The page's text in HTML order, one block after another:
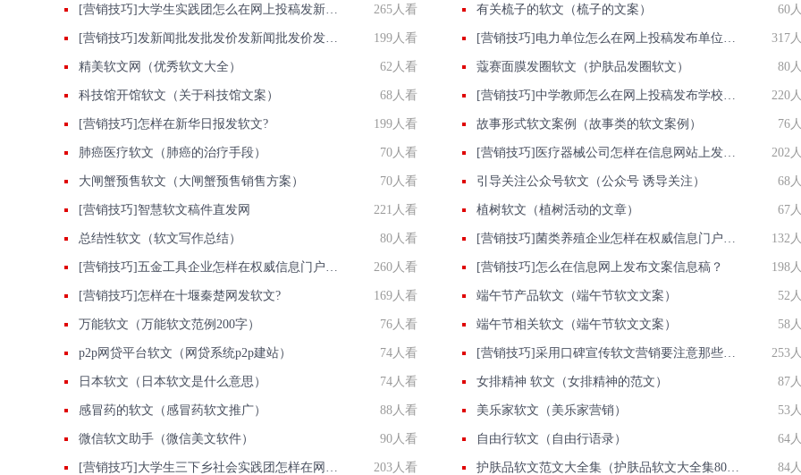
[营销技巧]大学生实践团怎么在网上投稿发新闻？ 265人看 有关梳子的软文（梳子的文案） 60
[营销技巧]发新闻批发批发价发新闻批发价发软文稿 199人看 [营销技巧]电力单位怎么在网上投稿发布单位正能量推广稿件？ 317
精美软文网（优秀软文大全） 62人看 蔻赛面膜发圈软文（护肤品发圈软文） 80
科技馆开馆软文（关于科技馆文案） 68人看 [营销技巧]中学教师怎么在网上投稿发布学校正能量推广稿件？ 220
[营销技巧]怎样在新华日报发软文? 199人看 故事形式软文案例（故事类的软文案例） 76
肺癌医疗软文（肺癌的治疗手段） 70人看 [营销技巧]医疗器械公司怎样在信息网站上发广告做推广提高产品知名度呢 202
大闸蟹预售软文（大闸蟹预售销售方案） 70人看 引导关注公众号软文（公众号 诱导关注） 68
[营销技巧]智慧软文稿件直发网 221人看 植树软文（植树活动的文章） 67
总结性软文（软文写作总结） 80人看 [营销技巧]菌类养殖企业怎样在权威信息门户网站发稿? 132
[营销技巧]五金工具企业怎样在权威信息门户网站发稿? 260人看 [营销技巧]怎么在信息网上发布文案信息稿？ 198
[营销技巧]怎样在十堰秦楚网发软文? 169人看 端午节产品软文（端午节软文文案） 52
万能软文（万能软文范例200字） 76人看 端午节相关软文（端午节软文文案） 58
p2p网贷平台软文（网贷系统p2p建站） 74人看 [营销技巧]采用口碑宣传软文营销要注意那些方面 253
日本软文（日本软文是什么意思） 74人看 女排精神 软文（女排精神的范文） 87
感冒药的软文（感冒药软文推广） 88人看 美乐家软文（美乐家营销） 53
微信软文助手（微信美文软件） 90人看 自由行软文（自由行语录） 64
[营销技巧]大学生三下乡社会实践团怎样在网上投稿发软文推广？ 203人看 护肤品软文范文大全集（护肤品软文大全集800字） 84